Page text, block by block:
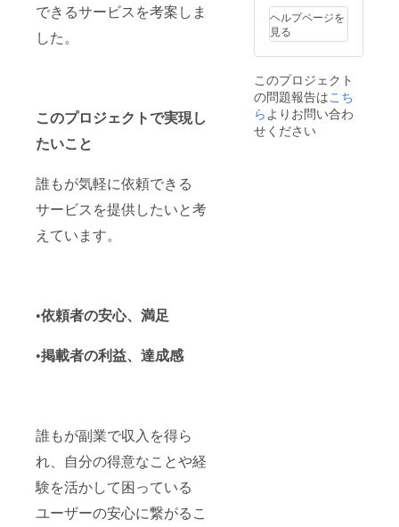
できるサービスを考案しま
した。
このプロジェクトで実現し
たいこと
誰もが気軽に依頼できる
サービスを提供したいと考
えています。
•依頼者の安心、満足
•掲載者の利益、達成感
誰もが副業で収入を得ら
れ、自分の得意なことや経
験を活かして困っている
ユーザーの安心に繋がるこ
ヘルプページを
見る
このプロジェクト
の問題報告はこち
らよりお問い合わ
せください